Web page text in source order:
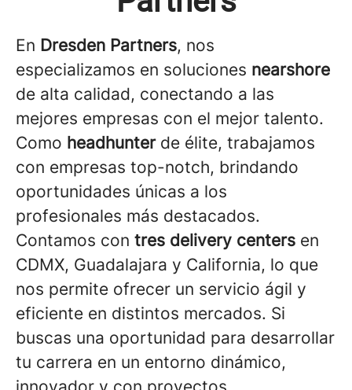
En Dresden Partners, nos
especializamos en soluciones nearshore
de alta calidad, conectando a las
mejores empresas con el mejor talento.
Como headhunterde élite, trabajamos
con empresas top-notch, brindando
oportunidades únicas a los
profesionales más destacados.
Contamos con tres delivery centers en
CDMX, Guadalajara y California, lo que
nos permite ofrecer un servicio ágil y
eficiente en distintos mercados. Si
buscas una oportunidad para desarrollar
tu carrera en un entorno dinámico,